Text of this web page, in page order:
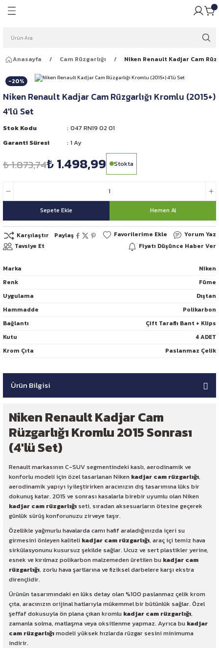
Ampulleri
Ampulleri
Ampulleri
Anasayfa Cam Rüzgarlığı Niken Renault Kadjar Cam
-20%
Niken Renault Kadjar Cam Rüzgarlığı Kromlu (2015+)
4'lü Set
Stok Kodu
047 RN19 02 01
Garanti Süresi
1 Ay
₺ 1.873,74₺ 1.498,99 Stokta
Sepete Ekle Hemen Al
Karşılaştır Paylaş
Yorum Yaz
Tavsiye Et
Fiyatı Düşünce Haber Ver
Marka
Niken
Renk
Füme
Uygulama
Dıştan
Hammadde
Polikarbon
Bağlantı
Çift Taraflı Bant + Klips
Kutu
4 ADET
Krom Çıta
Paslanmaz Çelik
Ürün Bilgisi
Niken Renault Kadjar Cam
Rüzgarlığı Kromlu 2015 Sonrası
(4'lü Set)
Renault markasının C-SUV segmentindeki kaslı, aerodinamik ve
konforlu modeli için özel tasarlanan Niken kadjar cam rüzgarlığı,
aerodinamik yapıyı iyileştirirken aracınızın dış tasarımına lüks bir
dokunuş katar. 2015 ve sonrası kasalarla birebir uyumlu olan Niken
kadjar cam rüzgarlığı seti, sıradan aksesuarların ötesine geçerek
günlük sürüş konforunuzu zirveye taşır.
Özellikle yağmurlu havalarda camı hafif araladığınızda içeri su
girmesini önleyen kaliteli kadjar cam rüzgarlığı, araç içi temiz hava
sirkülasyonunu kusursuz şekilde sağlar. Ucuz ve sert plastikler yerine,
esnek ve kırılmaz polikarbon malzemeden üretilen bu kadjar cam
rüzgarlığı, zorlu hava şartlarına ve fiziksel darbelere karşı ekstra
dirençlidir.
Ürünün tasarımındaki en lüks detay olan %100 paslanmaz çelik krom
çıta, aracınızın orijinal hatlarıyla mükemmel bir bütünlük sağlar. Özel
şeffaf dokusuyla ön plana çıkan kromlu kadjar cam rüzgarlığı,
zamanla solma, matlaşma veya oksitlenme yapmaz. Ayrıca bu kadjar
cam rüzgarlığımodeli yüksek hızlarda rüzgar sesini minimuma
indirir.